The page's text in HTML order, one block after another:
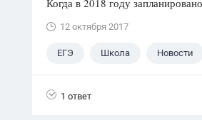
Когда в 2018 году
12 октября 2017
ЕГЭ Школа Новости
1 ответ